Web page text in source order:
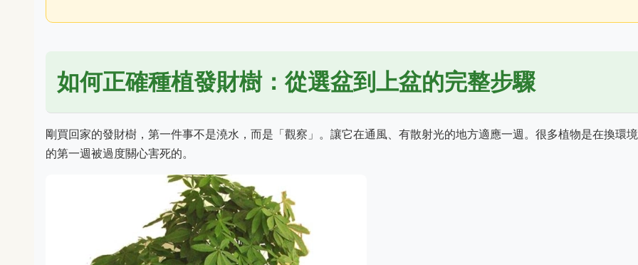
如何正確種植發財樹：從選盆到上盆的完整步驟
剛買回家的發財樹，第一件事不是澆水，而是「觀察」。讓它在通風、有散射光的地方適應一週。很多植物是在換環
的第一週被過度關心害死的。